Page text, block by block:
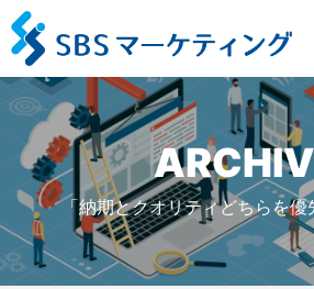
「納期とクオリティどちらを優